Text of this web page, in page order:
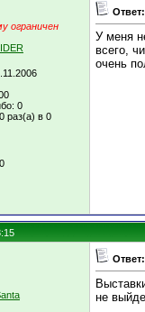
ограничен
0
раз(а) в 0
0
У меня
всего,
очень
не